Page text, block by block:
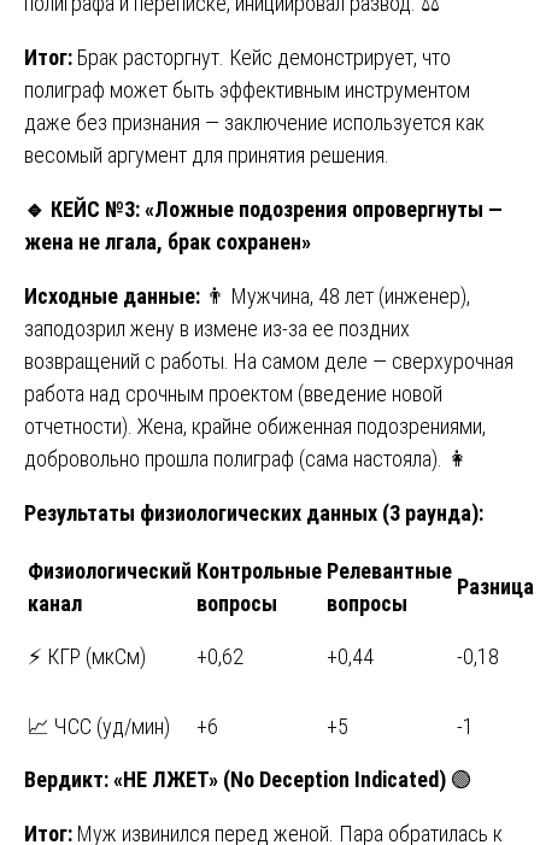
Итог: Брак расторгнут. Кейс демонстрирует, что
полиграф может быть эффективным инструментом
даже без признания — заключение используется как
весомый аргумент для принятия решения.
🔹 КЕЙС №3: «Ложные подозрения опровергнуты —
жена не лгала, брак сохранен»
Исходные данные: 👨 Мужчина, 48 лет (инженер),
заподозрил жену в измене из-за ее поздних
возвращений с работы. На самом деле — сверхурочная
работа над срочным проектом (введение новой
отчетности). Жена, крайне обиженная подозрениями,
добровольно прошла полиграф (сама настояла). 👩
Результаты физиологических данных (3 раунда):
Физиологический
канал
Контрольные
вопросы
Релевантные
вопросы
Разница
⚡ КГР (мкСм) +0,62 +0,44 -0,18
📈 ЧСС (уд/мин) +6 +5 -1
Вердикт:«НЕ ЛЖЕТ» (No Deception Indicated) 🟢
Итог: Муж извинился перед женой. Пара обратилась к